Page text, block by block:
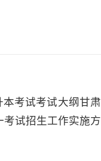
考试考试大纲甘肃
试招生工作实施方